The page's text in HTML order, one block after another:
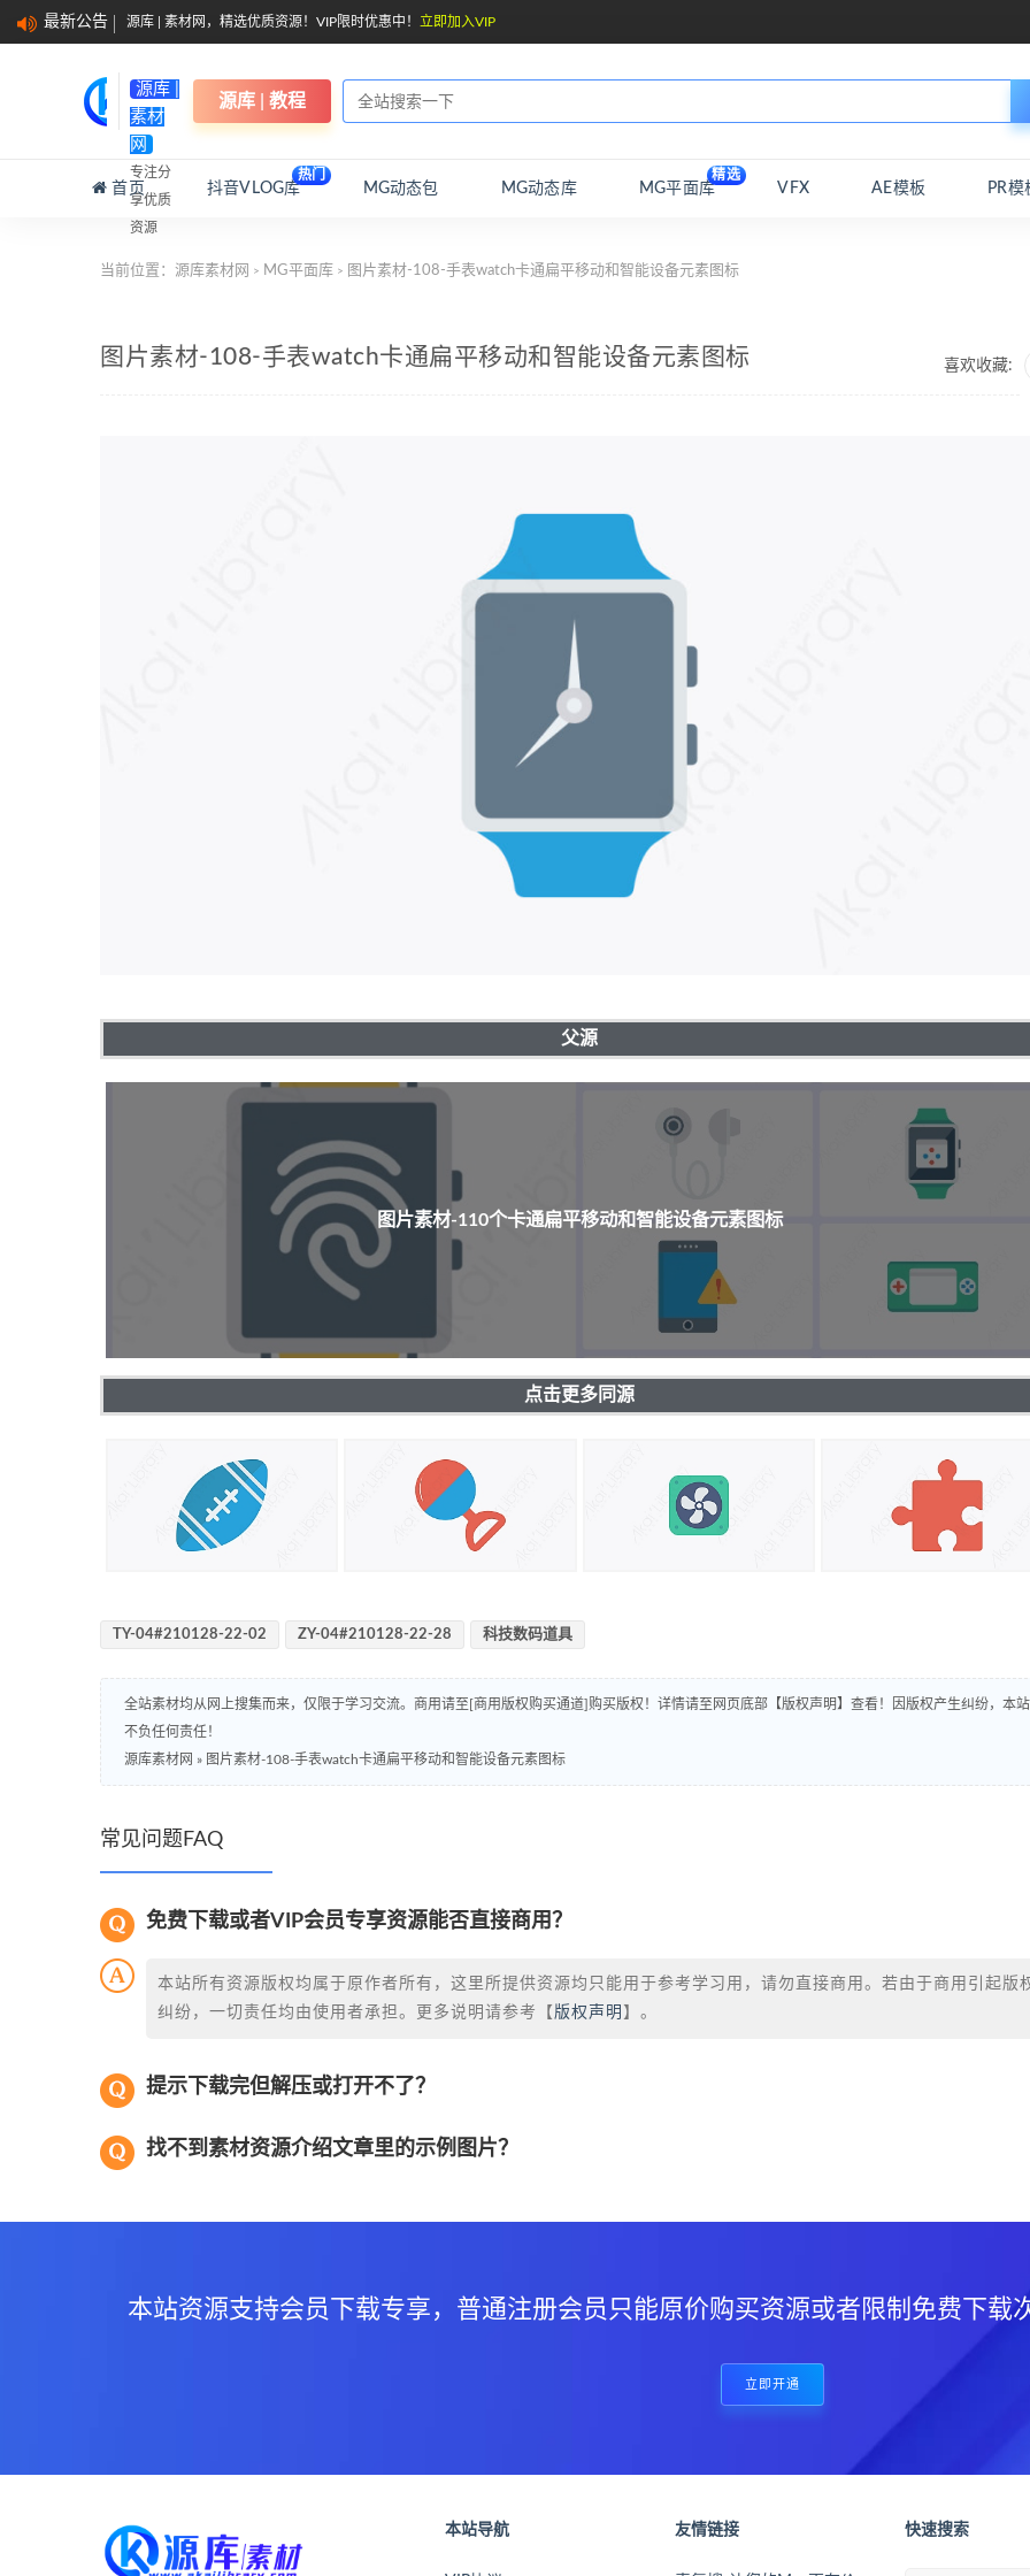
最新公告 源库 | 素材网，精选优质资源！VIP限时优惠中！ 立即加入VIP
源库 |
素材
网
专注分
享优质
资源
源库 | 教程
首页 抖音VLOG库
热门
MG动态包 MG动态库 MG平面库
精选
VFX AE模板 PR模
当前位置： 源库素材网 > MG平面库 > 图片素材-108-手表watch卡通扁平移动和智能设备元素图标
喜欢收藏:
图片素材-108-手表watch卡通扁平移动和智能设备元素图标
父源
图片素材-110个卡通扁平移动和智能设备元素图标
点击更多同源
TY-04#210128-22-02 ZY-04#210128-22-28 科技数码道具
全站素材均从网上搜集而来，仅限于学习交流。商用请至[商用版权购买通道]购买版权！详情请至网页底部【版权声明】查看！因版权产生纠纷，本站
不负任何责任！
源库素材网 » 图片素材-108-手表watch卡通扁平移动和智能设备元素图标
常见问题FAQ
免费下载或者VIP会员专享资源能否直接商用？
本站所有资源版权均属于原作者所有，这里所提供资源均只能用于参考学习用，请勿直接商用。若由于商用引起版
纠纷，一切责任均由使用者承担。更多说明请参考【 版权声明 】。
提示下载完但解压或打开不了？
找不到素材资源介绍文章里的示例图片？
本站资源支持会员下载专享，普通注册会员只能原价购买资源或者限制免费下载
立即开通
本站导航 友情链接 快速搜索